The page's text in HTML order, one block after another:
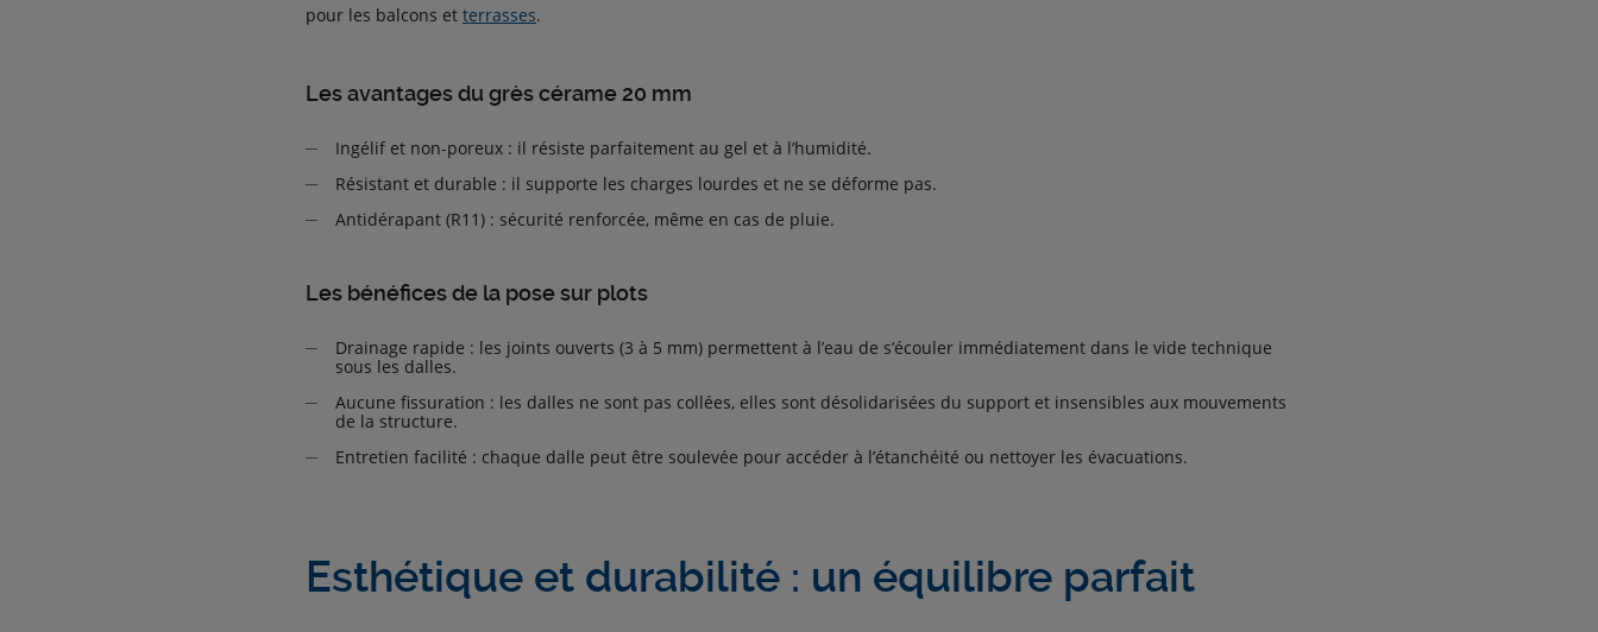
pour les balcons et terrasses.
Les avantages du grès cérame 20 mm
Ingélif et non-poreux : il résiste parfaitement au gel et à l’humidité.
Résistant et durable : il supporte les charges lourdes et ne se déforme pas.
Antidérapant (R11) : sécurité renforcée, même en cas de pluie.
Les bénéfices de la pose sur plots
Drainage rapide : les joints ouverts (3 à 5 mm) permettent à l’eau de s’écouler immédiatement dans le vide technique
sous les dalles.
Aucune fissuration : les dalles ne sont pas collées, elles sont désolidarisées du support et insensibles aux mouvements
de la structure.
Entretien facilité : chaque dalle peut être soulevée pour accéder à l’étanchéité ou nettoyer les évacuations.
Esthétique et durabilité : un équilibre parfait